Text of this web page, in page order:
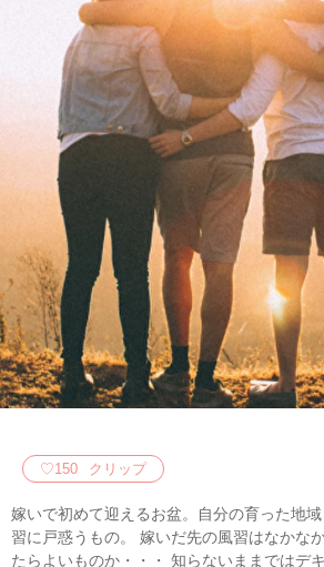
♡150 クリップ
嫁いで初めて迎えるお盆。自分の育った地
習に戸惑うもの。 嫁いだ先の風習はなかな
たらよいものか・・・ 知らないままではデ